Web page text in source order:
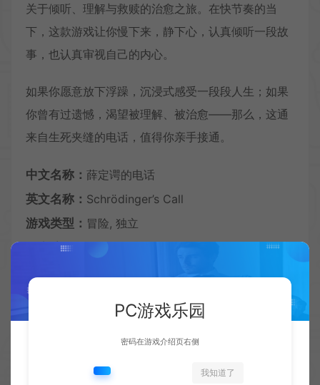
关于倾听、理解与救赎的治愈之旅。在快节奏的当
下，这款游戏让你慢下来，静下心，认真倾听一段故
事，也认真审视自己的内心。
如果你愿意放下浮躁，沉浸式感受一段段人生；如果
你曾有过遗憾，渴望被理解、被治愈——那么，这通
来自生死夹缝的电话，值得你亲手接通。
中文名称： 薛定谔的电话
英文名称： Schrödinger’s Call
游戏类型： 冒险, 独立
开发公司：
游戏系列：
发行日期：
2026 年 5 月 27 日
https://store.steampowered.com/app/2090390/
PC游戏乐园
密码在游戏介绍页右侧
我知道了